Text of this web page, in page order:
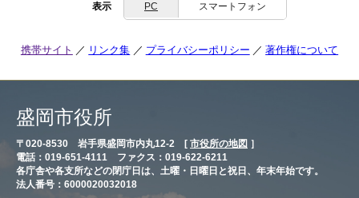
表示 PC スマートフォン
携帯サイト リンク集 プライバシーポリシー 著作権について
盛岡市役所
〒020-8530 岩手県盛岡市内丸12-2 [ 市役所の地図 ］
電話：019-651-4111 ファクス：019-622-6211
各庁舎や各支所などの閉庁日は、土曜・日曜日と祝日、年末年始です。
法人番号：6000020032018